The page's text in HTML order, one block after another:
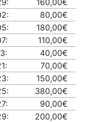
160,00€
80,00€
180,00€
110,00€
40,00€
70,00€
150,00€
380,00€
90,00€
200,00€